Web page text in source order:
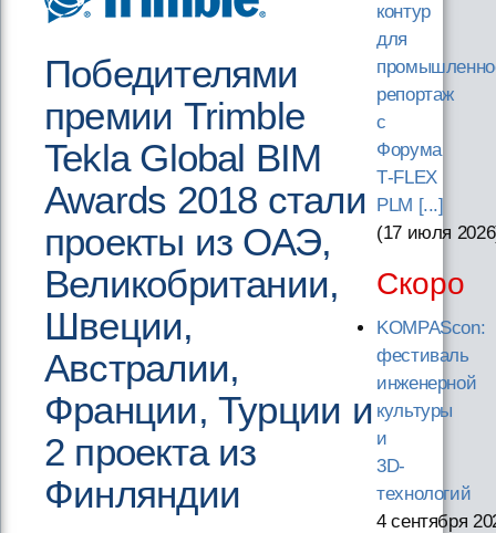
Победителями
премии Trimble
Tekla Global BIM
Awards 2018 стали
проекты из ОАЭ,
Великобритании,
Швеции,
Австралии,
Франции, Турции и
2 проекта из
Финляндии
контур
для
репортаж
с
Форума
T‑FLEX
PLM [...]
(17 июля 2026
Скоро
KOMPAScon:
фестиваль
инженерной
культуры
и
3D-
технологий
4 сентября